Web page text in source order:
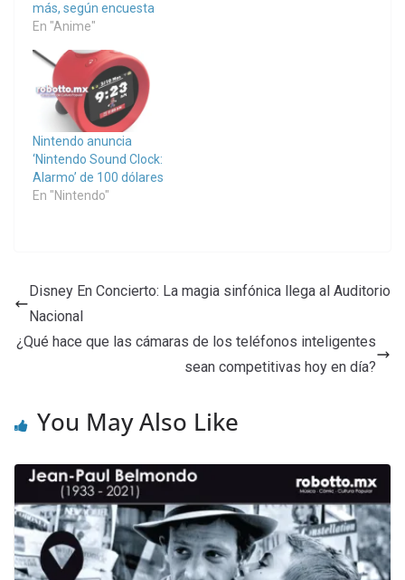
más, según encuesta
En "Anime"
Nintendo anuncia
‘Nintendo Sound Clock:
Alarmo’ de 100 dólares
En "Nintendo"
Disney En Concierto: La magia sinfónica llega al Auditorio
Nacional
¿Qué hace que las cámaras de los teléfonos inteligentes
sean competitivas hoy en día?
You May Also Like